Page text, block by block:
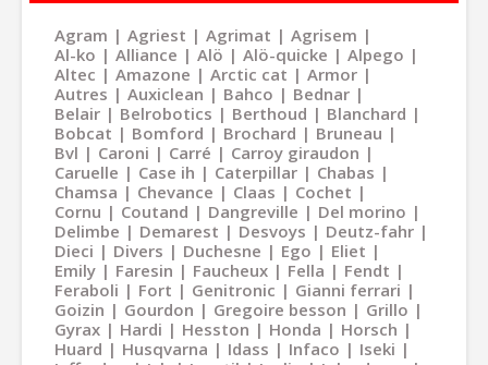
Agram Agriest Agrimat
Agrisem
Al-ko
Alliance Alö Alö-quicke
Alpego
Altec
Amazone Arctic cat
Armor
Autres
Auxiclean Bahco
Bednar
Belair
Belrobotics Berthoud
Blanchard
Bobcat
Bomford Brochard
Bruneau
Bvl
Caroni Carré
Carroy giraudon
Caruelle
Case ih Caterpillar
Chabas
Chamsa
Chevance Claas
Cochet
Cornu
Coutand Dangreville
Del morino
Delimbe
Demarest Desvoys
Deutz-fahr
Dieci
Divers Duchesne Ego
Eliet
Emily
Faresin Faucheux Fella
Fendt
Feraboli
Fort Genitronic
Gianni ferrari
Goizin
Gourdon Gregoire besson
Grillo
Gyrax
Hardi Hesston Honda
Horsch
Huard
Husqvarna Idass Infaco
Iseki